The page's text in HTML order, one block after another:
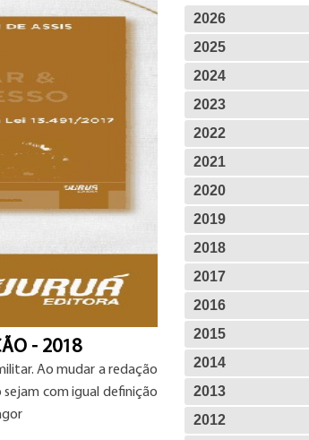
- 2018
Ao mudar a redação
com igual definição
2026
2025
2024
2023
2022
2021
2020
2019
2018
2017
2016
2015
2014
2013
2012